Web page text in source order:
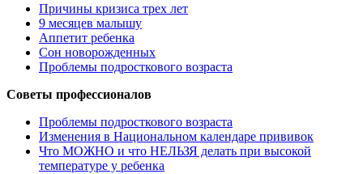
Причины кризиса трех лет
9 месяцев малышу
Аппетит ребенка
Сон новорожденных
Проблемы подросткового возраста
Советы профессионалов
Проблемы подросткового возраста
Изменения в Национальном календаре прививок
Что МОЖНО и что НЕЛЬЗЯ делать при высокой
температуре у ребенка